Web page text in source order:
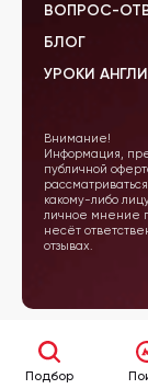
ВОПРОС-
БЛОГ
УРОКИ
Внимание!
Информация,
публичной
какому-либо
личное мнение
несёт
отзывах.
Подбор